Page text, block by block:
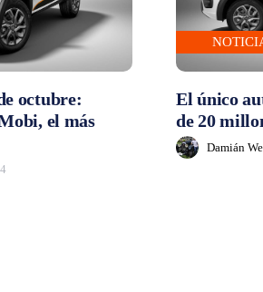
octubre:
el más
El único
de 20
Damián